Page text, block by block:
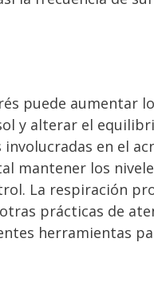
puede aumentar
y alterar el
en el
mantener los
La respiración
prácticas de
herramientas